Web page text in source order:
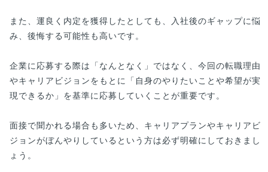
また、運良く内定を獲得したとしても、入社後のギャップに悩
み、後悔する可能性も高いです。
企業に応募する際は「なんとなく」ではなく、今回の転職理由
やキャリアビジョンをもとに「自身のやりたいことや希望が実
現できるか」を基準に応募していくことが重要です。
面接で聞かれる場合も多いため、キャリアプランやキャリアビ
ジョンがぼんやりしているという方は必ず明確にしておきまし
ょう。